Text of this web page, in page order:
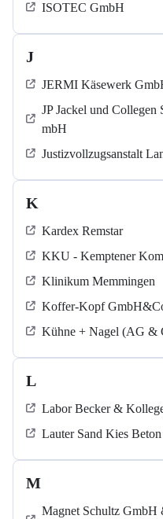
ISOTEC GmbH
J
JERMI Käsewerk
JP Jackel und Collegen
mbH
Justizvollzugsanstalt
K
Kardex Remstar
KKU - Kemptener
Klinikum Memmingen
Koffer-Kopf
Kühne + Nagel (AG &
L
Labor Becker &
Lauter Sand Kies
M
Magnet Schultz GmbH